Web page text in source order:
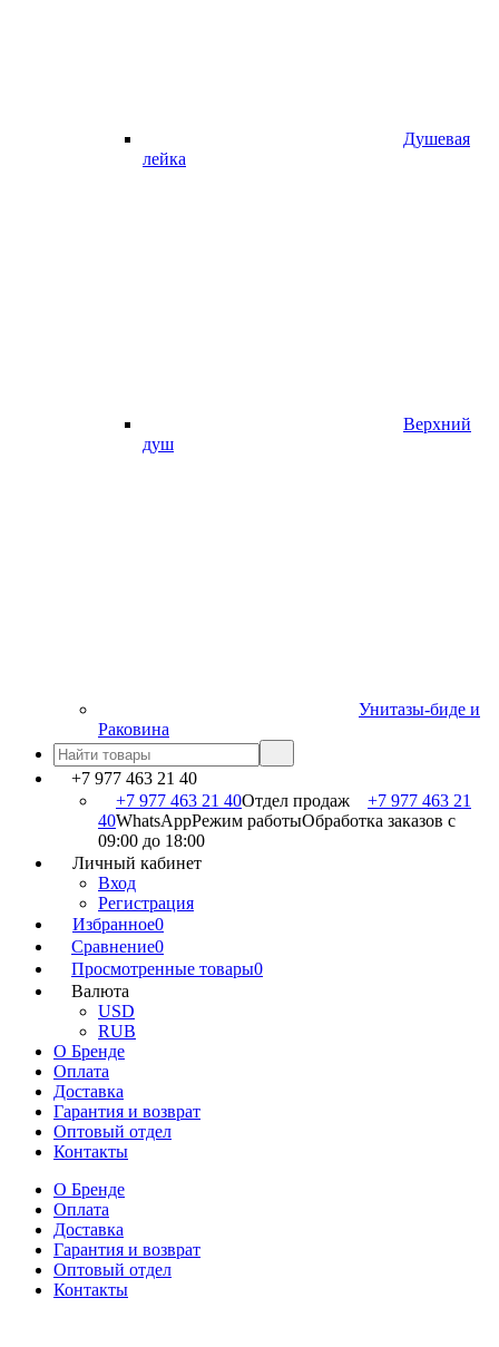
Душевая
лейка
Верхний
душ
Унитазы-биде и
Раковина
+7 977 463 21 40
+7 977 463 21 40Отдел продаж
+7 977 463 21
40WhatsAppРежим работыОбработка заказов с
09:00 до 18:00
Личный кабинет
Вход
Регистрация
Избранное0
Сравнение0
Просмотренные товары0
Валюта
USD
RUB
О Бренде
Оплата
Доставка
Гарантия и возврат
Оптовый отдел
Контакты
О Бренде
Оплата
Доставка
Гарантия и возврат
Оптовый отдел
Контакты